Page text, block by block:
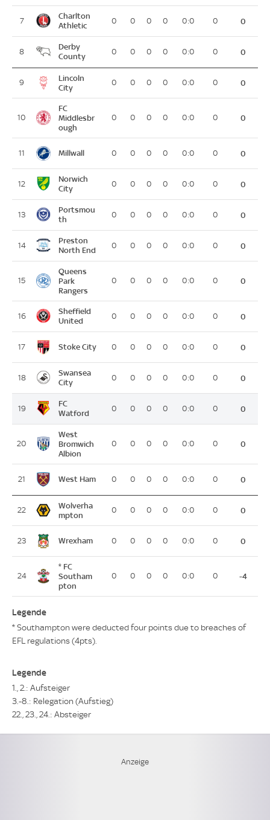
7
Charlton
Athletic
0 0 0 0 0:0 0 0
8
Derby
County
0 0 0 0 0:0 0 0
9
Lincoln
City
0 0 0 0 0:0 0 0
10
FC
Middlesbr
ough
0 0 0 0 0:0 0 0
11 Millwall 0 0 0 0 0:0 0 0
12
Norwich
City
0 0 0 0 0:0 0 0
13
Portsmou
th
0 0 0 0 0:0 0 0
14
Preston
North End
0 0 0 0 0:0 0 0
15
Queens
Park
Rangers
0 0 0 0 0:0 0 0
16
Sheffield
United
0 0 0 0 0:0 0 0
17 Stoke City 0 0 0 0 0:0 0 0
18
Swansea
City
0 0 0 0 0:0 0 0
19
FC
Watford
0 0 0 0 0:0 0 0
20
West
Bromwich
Albion
0 0 0 0 0:0 0 0
21 West Ham 0 0 0 0 0:0 0 0
22
Wolverha
mpton
0 0 0 0 0:0 0 0
23 Wrexham 0 0 0 0 0:0 0 0
24
* FC
Southam
pton
0 0 0 0 0:0 0 -4
Legende
* Southampton were deducted four points due to breaches of
EFL regulations (4pts).
Legende
1., 2.: Aufsteiger
3.-8.: Relegation (Aufstieg)
22., 23., 24.: Absteiger